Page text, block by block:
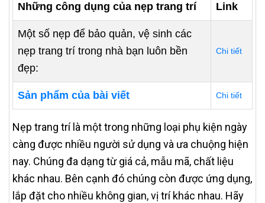
Những công dụng của nẹp trang trí Link
Một số nẹp để bảo quản, vệ sinh các
nẹp trang trí trong nhà bạn luôn bền
đẹp:
Chi tiết
Sản phẩm của bài viết Chi tiết
Nẹp trang trí là một trong những loại phụ kiện ngày
càng được nhiều người sử dụng và ưa chuộng hiện
nay. Chúng đa dạng từ giá cả, mẫu mã, chất liệu
khác nhau. Bên cạnh đó chúng còn được ứng dụng,
lắp đặt cho nhiều không gian, vị trí khác nhau. Hãy